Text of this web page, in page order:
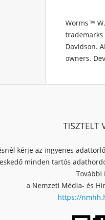
Worms™
Davidson.
owners.
TISZTELT
kérje az ingyenes
minden tartós
További
a Nemzeti Média- és
https://